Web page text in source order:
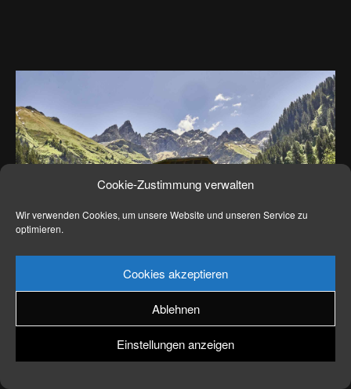
Cookie-Zustimmung verwalten
Wir verwenden Cookies, um unsere Website und unseren Service zu
optimieren.
Cookies akzeptieren
Ablehnen
Einstellungen anzeigen
Kontakt